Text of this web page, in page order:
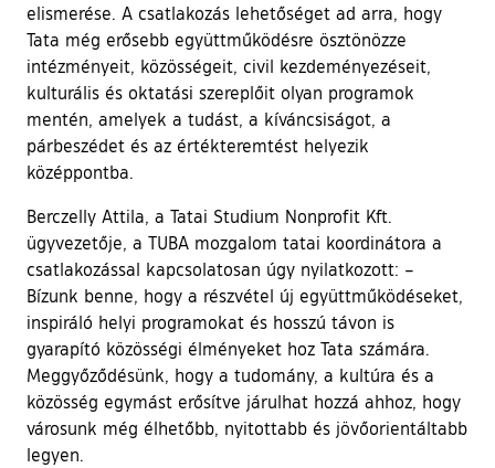
elismerése. A csatlakozás lehetőséget ad arra, hogy
Tata még erősebb együttműködésre ösztönözze
intézményeit, közösségeit, civil kezdeményezéseit,
kulturális és oktatási szereplőit olyan programok
mentén, amelyek a tudást, a kíváncsiságot, a
párbeszédet és az értékteremtést helyezik
középpontba.
Berczelly Attila, a Tatai Studium Nonprofit Kft.
ügyvezetője, a TUBA mozgalom tatai koordinátora a
csatlakozással kapcsolatosan úgy nyilatkozott: –
Bízunk benne, hogy a részvétel új együttműködéseket,
inspiráló helyi programokat és hosszú távon is
gyarapító közösségi élményeket hoz Tata számára.
Meggyőződésünk, hogy a tudomány, a kultúra és a
közösség egymást erősítve járulhat hozzá ahhoz, hogy
városunk még élhetőbb, nyitottabb és jövőorientáltabb
legyen.